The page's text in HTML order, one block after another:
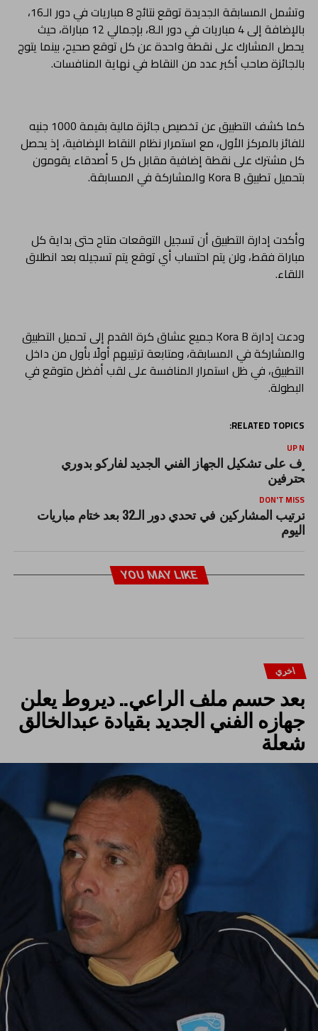
وتشمل المسابقة الجديدة توقع نتائج 8 مباريات في دور الـ16،
بالإضافة إلى 4 مباريات في دور الـ8، بإجمالي 12 مباراة، حيث
يحصل المشارك على نقطة واحدة عن كل توقع صحيح، بينما يتوج
بالجائزة صاحب أكبر عدد من النقاط في نهاية المنافسات.
كما كشف التطبيق عن تخصيص جائزة مالية بقيمة 1000 جنيه
للفائز بالمركز الأول، مع استمرار نظام النقاط الإضافية، إذ يحصل
كل مشترك على نقطة إضافية مقابل كل 5 أصدقاء يقومون
بتحميل تطبيق Kora B والمشاركة في المسابقة.
وأكدت إدارة التطبيق أن تسجيل التوقعات متاح حتى بداية كل
مباراة فقط، ولن يتم احتساب أي توقع يتم تسجيله بعد انطلاق
اللقاء.
ودعت إدارة Kora B جميع عشاق كرة القدم إلى تحميل التطبيق
والمشاركة في المسابقة، ومتابعة ترتيبهم أولًا بأول من داخل
التطبيق، في ظل استمرار المنافسة على لقب أفضل متوقع في
البطولة.
RELATED TOPICS:
UP
على تشكيل الجهاز الفني الجديد لفاركو بدوري
DON'T MISS
ترتيب المشاركين في تحدي دور الـ32 بعد ختام مباريات
اليوم
YOU MAY LIKE
اخري
بعد حسم ملف الراعي.. ديروط يعلن
جهازه الفني الجديد بقيادة عبدالخالق
شعلة